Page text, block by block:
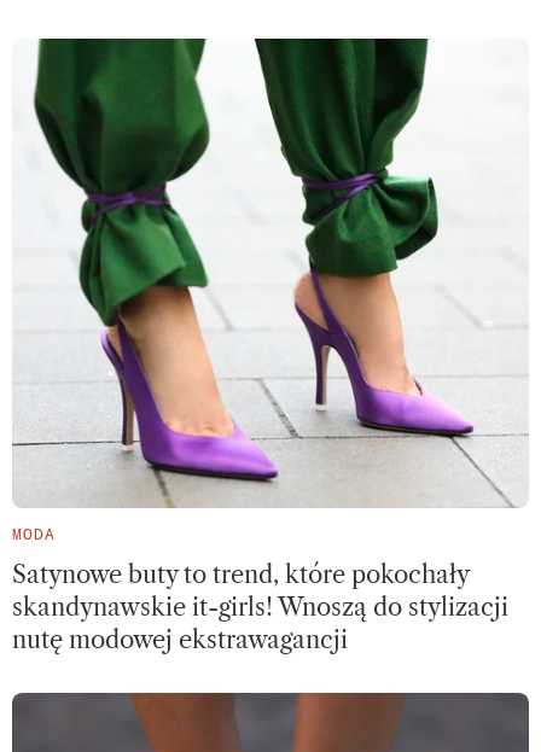
MODA
Satynowe buty to trend, które pokochały
skandynawskie it-girls! Wnoszą do stylizacji
nutę modowej ekstrawagancji